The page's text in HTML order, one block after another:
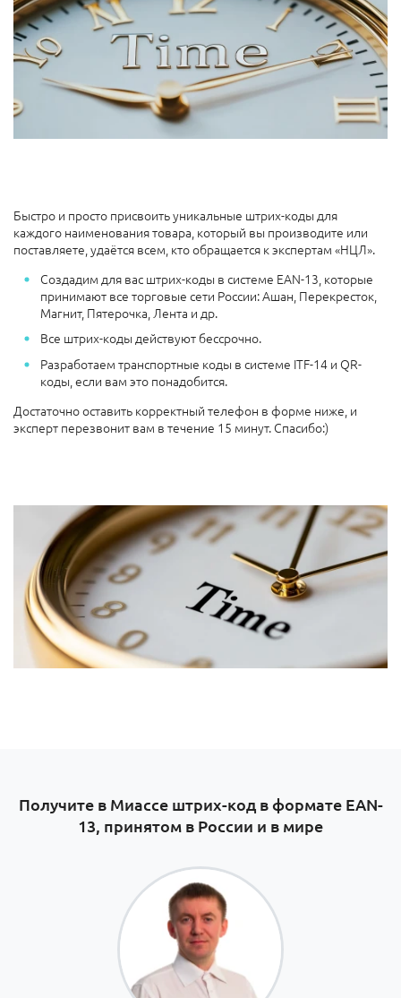
Быстро и просто присвоить уникальные штрих-коды для
каждого наименования товара, который вы производите или
поставляете, удаётся всем, кто обращается к экспертам «НЦЛ».
Создадим для вас штрих-коды в системе EAN-13, которые
принимают все торговые сети России: Ашан, Перекресток,
Магнит, Пятерочка, Лента и др.
Все штрих-коды действуют бессрочно.
Разработаем транспортные коды в системе ITF-14 и QR-
коды, если вам это понадобится.
Достаточно оставить корректный телефон в форме ниже, и
эксперт перезвонит вам в течение 15 минут. Спасибо:)
Получите в Миассе штрих-код в формате EAN-
13, принятом в России и в мире